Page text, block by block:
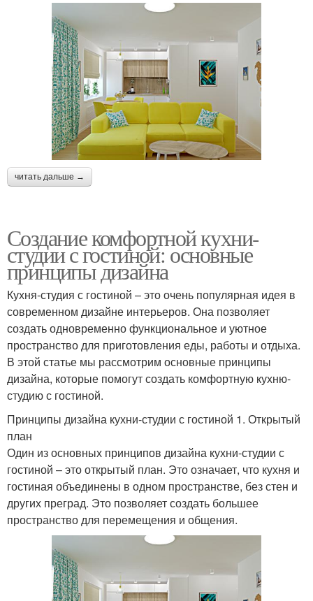
читать дальше →
Создание комфортной кухни-
студии с гостиной: основные
принципы дизайна
Кухня-студия с гостиной – это очень популярная идея в
современном дизайне интерьеров. Она позволяет
создать одновременно функциональное и уютное
пространство для приготовления еды, работы и отдыха.
В этой статье мы рассмотрим основные принципы
дизайна, которые помогут создать комфортную кухню-
студию с гостиной.
Принципы дизайна кухни-студии с гостиной 1. Открытый
план
Один из основных принципов дизайна кухни-студии с
гостиной – это открытый план. Это означает, что кухня и
гостиная объединены в одном пространстве, без стен и
других преград. Это позволяет создать большее
пространство для перемещения и общения.